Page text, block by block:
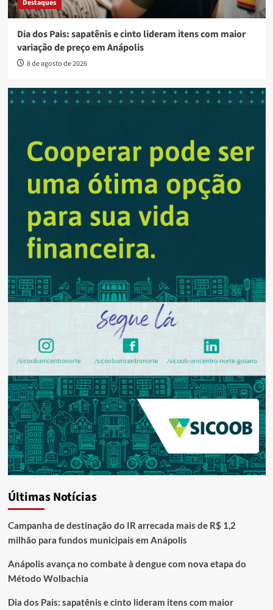
Destaques
Dia dos Pais: sapatênis e cinto lideram itens com maior
variação de preço em Anápolis
8 de agosto de 2026
Últimas Notícias
Campanha de destinação do IR arrecada mais de R$ 1,2
milhão para fundos municipais em Anápolis
Anápolis avança no combate à dengue com nova etapa do
Método Wolbachia
Dia dos Pais: sapatênis e cinto lideram itens com maior